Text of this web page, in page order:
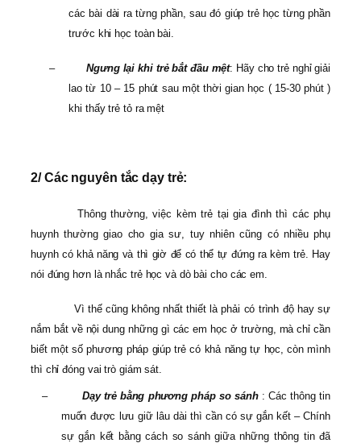
các bài dài ra từng phần, sau đó giúp trẻ học từng phần
trước khi học toàn bài.
– Ngưng lại khi trẻ bắt đầu mệt: Hãy cho trẻ nghỉ giải
lao từ 10 – 15 phút sau một thời gian học ( 15-30 phút )
khi thấy trẻ tỏ ra mệt
2/ Các nguyên tắc dạy trẻ:
Thông thường, việc kèm trẻ tại gia đình thì các phụ
huynh thường giao cho gia sư, tuy nhiên cũng có nhiều phụ
huynh có khả năng và thì giờ để có thể tự đứng ra kèm trẻ. Hay
nói đúng hơn là nhắc trẻ học và dò bài cho các em.
Vì thế cũng không nhất thiết là phải có trình độ hay sự
nắm bắt về nội dung những gì các em học ở trường, mà chỉ cần
biết một số phương pháp giúp trẻ có khả năng tự học, còn mình
thì chỉ đóng vai trò giám sát.
– Dạy trẻ bằng phương pháp so sánh: Các thông tin
muốn được lưu giữ lâu dài thì cần có sự gắn kết – Chính
sự gắn kết bằng cách so sánh giữa những thông tin đã